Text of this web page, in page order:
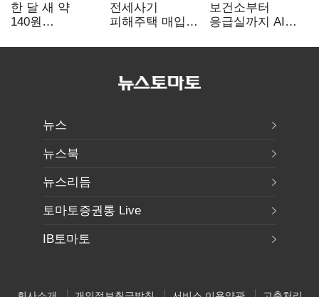
한 달 새 약
140원
엔저'에 원화
전세사기
피해주택 매입
누적 피해자
보건소부터
응급실까지 AI
혁신 본격화
뉴스
뉴스북
뉴스리듬
토마토증권통 Live
IB토마토